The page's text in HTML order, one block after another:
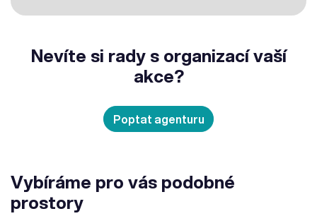
Nevíte si rady s organizací vaší
akce?
Poptat agenturu
Vybíráme pro vás podobné
prostory